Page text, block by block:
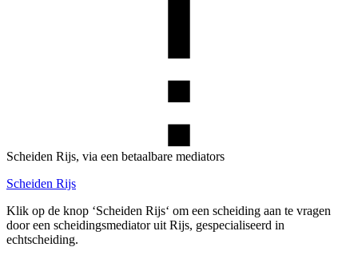
Scheiden Rijs, via een betaalbare mediators
Scheiden Rijs
Klik op de knop ‘Scheiden Rijs‘ om een scheiding aan te vragen
door een scheidingsmediator uit Rijs, gespecialiseerd in
echtscheiding.